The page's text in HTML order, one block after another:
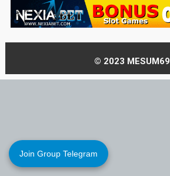
© 2023 MESUM69
Join Group Telegram